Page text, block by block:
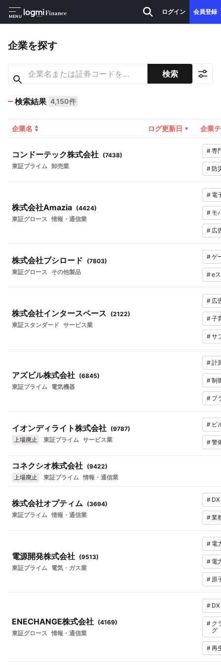
MENU
ログイン 会員登録
企業を探す
検索
検索結果 4,150件
企業名 ログ更新日 企業
コンドーテック株式会社 (7438)
東証プライム 卸売業
#専
#防
株式会社Amazia (4424)
東証グロース 情報・通信業
# 電
# モ
# 広
株式会社ブシロード (7803)
東証グロース
その他製品
#ゲ
#e
株式会社インタースペース (2122)
東証スタンダード サービス業
# 広
#子
#サ
アズビル株式会社 (6845)
東証プライム 電気機器
#計
#制
# プ
イオンディライト株式会社 (9787)
上場廃止
東証プライム サービス業
# ビ
#警
コネクシオ株式会社 (9422)
上場廃止
東証プライム 情報・通信業
株式会社オプティム (3694)
東証プライム 情報・通信業
# DX
#業
電源開発株式会社 (9513)
東証プライム 電気・ガス業
# 電
# 電
# 原
ENECHANGE株式会社 (4169)
東証グロース 情報・通信業
# DX
# ク
グ
#再